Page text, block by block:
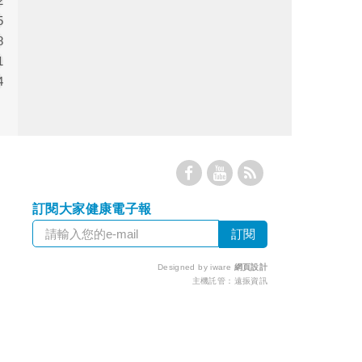
訂閱大家健康電子報
Designed by iware 網頁設計
主機託管： 遠振資訊